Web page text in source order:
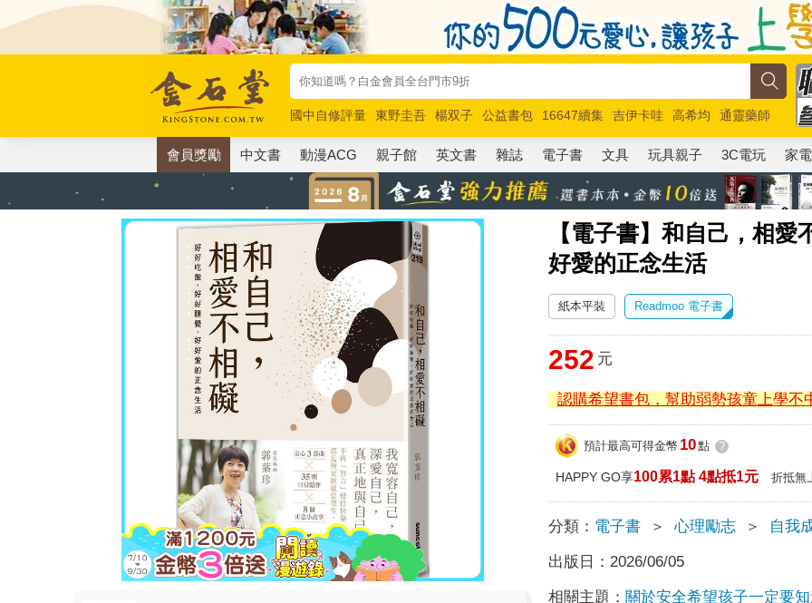
國中自修評量 東野圭吾 楊双子 公益書包 16647續集 吉伊卡哇 高希均
通靈藥師
唯紅花綻放
奧德賽 路邊攤新作 馬斯克 玩具總動員5 超慢跑
會員獎勵 中文書 動漫ACG 親子館 英文書 雜誌 電子書 文具 玩具親子 3C電玩 家電
【電子書】和自己，相
好愛的正念生活
紙本平裝 Readmoo 電子書
252 元
認購希望書包，幫助弱勢孩童上學不
預計最高可得金幣 10點 ?
HAPPY GO享100累1點 4點抵1元 折抵無
分類： 電子書 ＞ 心理勵志 ＞ 自我
出版日： 2026/06/05
相關主題： 關於安全希望孩子一定要